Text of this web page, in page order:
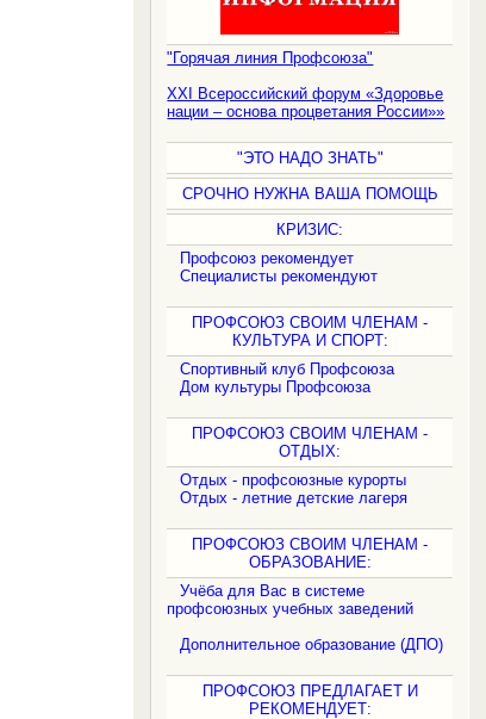
"Горячая линия Профсоюза"
XXI Всероссийский форум «Здоровье
нации – основа процветания России»»
"ЭТО НАДО ЗНАТЬ"
СРОЧНО НУЖНА ВАША ПОМОЩЬ
КРИЗИС:
Профсоюз рекомендует
Специалисты рекомендуют
ПРОФСОЮЗ СВОИМ ЧЛЕНАМ -
КУЛЬТУРА И СПОРТ:
Спортивный клуб Профсоюза
Дом культуры Профсоюза
ПРОФСОЮЗ СВОИМ ЧЛЕНАМ -
ОТДЫХ:
Отдых - профсоюзные курорты
Отдых - летние детские лагеря
ПРОФСОЮЗ СВОИМ ЧЛЕНАМ -
ОБРАЗОВАНИЕ:
Учёба для Вас в системе
профсоюзных учебных заведений
Дополнительное образование (ДПО)
ПРОФСОЮЗ ПРЕДЛАГАЕТ И
РЕКОМЕНДУЕТ: